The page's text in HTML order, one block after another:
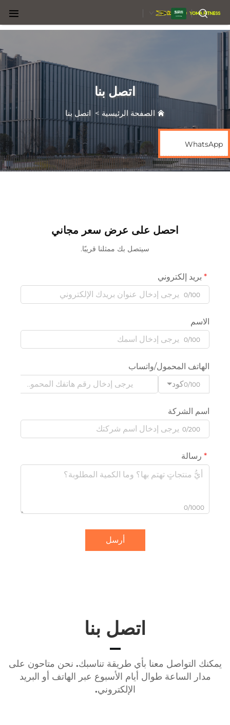
AR
اتصل بنا
الصفحة الرئيسية > اتصل بنا
احصل على عرض سعر مجاني
سيتصل بك ممثلنا قريبًا.
بريد إلكتروني
0/100
الاسم
0/100
الهاتف المحمول/واتساب
كود0/100
اسم الشركة
0/200
رسالة
0/1000
أرسل
اتصل بنا
يمكنك التواصل معنا بأي طريقة تناسبك. نحن متاحون على
مدار الساعة طوال أيام الأسبوع عبر الهاتف أو البريد
الإلكتروني.
WhatsApp